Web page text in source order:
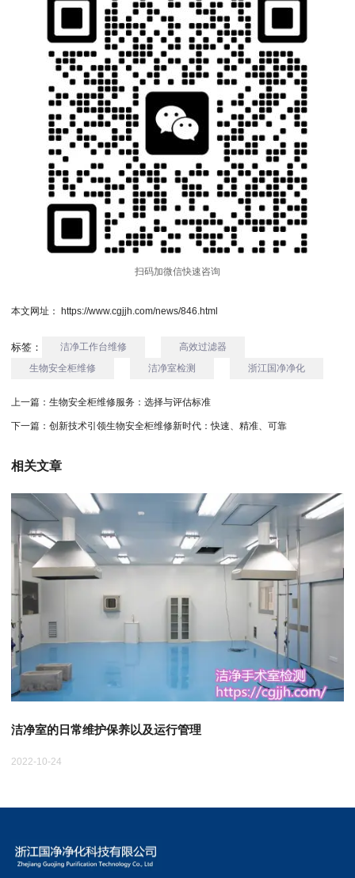
扫码加微信快速咨询
本文网址： https://www.cgjjh.com/news/846.html
标签： 洁净工作台维修
高效过滤器
生物安全柜维修
洁净室检测 浙江国净净化
上一篇： 生物安全柜维修服务：选择与评估标准
下一篇： 创新技术引领生物安全柜维修新时代：快速、精准、可靠
相关文章
洁净室的日常维护保养以及运行管理
2022-10-24